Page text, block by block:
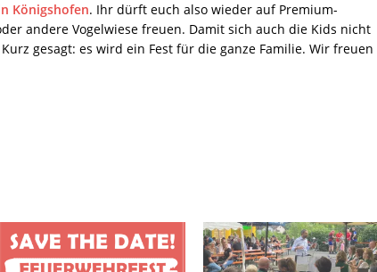
Königshofen. Ihr dürft euch also wieder auf Premium-
andere Vogelwiese freuen. Damit sich auch die Kids nicht
gesagt: es wird ein Fest für die ganze Familie. Wir freuen